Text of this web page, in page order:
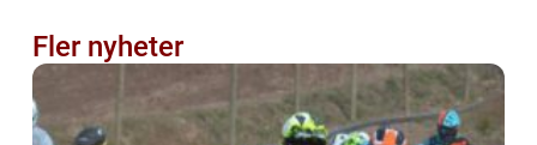
Fler nyheter